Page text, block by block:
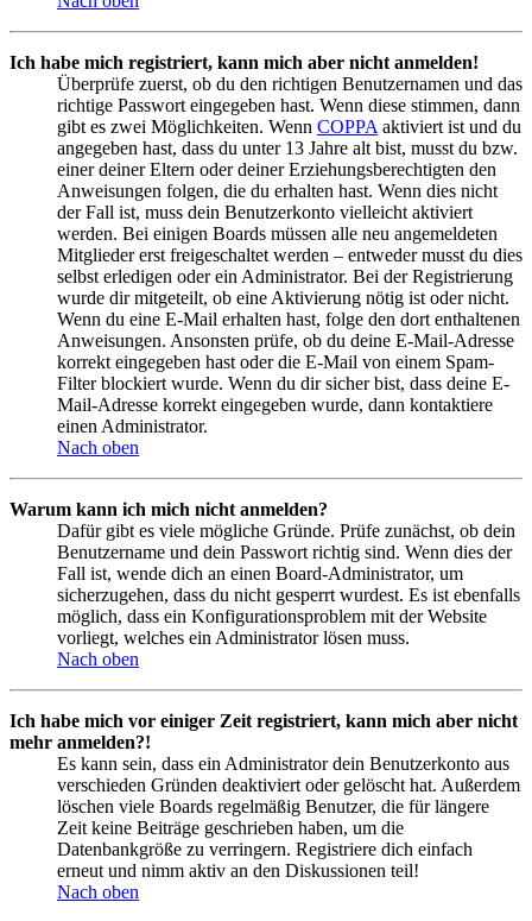
Ich habe mich registriert, kann mich aber nicht anmelden!
Überprüfe zuerst, ob du den richtigen Benutzernamen und das
richtige Passwort eingegeben hast. Wenn diese stimmen, dann
gibt es zwei Möglichkeiten. Wenn COPPA aktiviert ist und du
angegeben hast, dass du unter 13 Jahre alt bist, musst du bzw.
einer deiner Eltern oder deiner Erziehungsberechtigten den
Anweisungen folgen, die du erhalten hast. Wenn dies nicht
der Fall ist, muss dein Benutzerkonto vielleicht aktiviert
werden. Bei einigen Boards müssen alle neu angemeldeten
Mitglieder erst freigeschaltet werden – entweder musst du dies
selbst erledigen oder ein Administrator. Bei der Registrierung
wurde dir mitgeteilt, ob eine Aktivierung nötig ist oder nicht.
Wenn du eine E-Mail erhalten hast, folge den dort enthaltenen
Anweisungen. Ansonsten prüfe, ob du deine E-Mail-Adresse
korrekt eingegeben hast oder die E-Mail von einem Spam-
Filter blockiert wurde. Wenn du dir sicher bist, dass deine E-
Mail-Adresse korrekt eingegeben wurde, dann kontaktiere
einen Administrator.
Nach oben
Warum kann ich mich nicht anmelden?
Dafür gibt es viele mögliche Gründe. Prüfe zunächst, ob dein
Benutzername und dein Passwort richtig sind. Wenn dies der
Fall ist, wende dich an einen Board-Administrator, um
sicherzugehen, dass du nicht gesperrt wurdest. Es ist ebenfalls
möglich, dass ein Konfigurationsproblem mit der Website
vorliegt, welches ein Administrator lösen muss.
Nach oben
Ich habe mich vor einiger Zeit registriert, kann mich aber nicht
mehr anmelden?!
Es kann sein, dass ein Administrator dein Benutzerkonto aus
verschieden Gründen deaktiviert oder gelöscht hat. Außerdem
löschen viele Boards regelmäßig Benutzer, die für längere
Zeit keine Beiträge geschrieben haben, um die
Datenbankgröße zu verringern. Registriere dich einfach
erneut und nimm aktiv an den Diskussionen teil!
Nach oben